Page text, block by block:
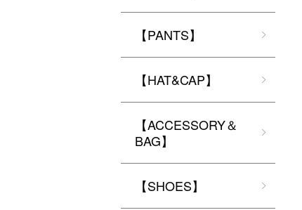
【PANTS】
【HAT&CAP】
【ACCESSORY＆
BAG】
【SHOES】